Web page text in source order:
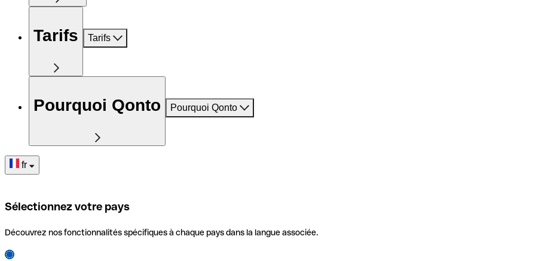
Tarifs Tarifs
Pourquoi Qonto Pourquoi Qonto
fr
Sélectionnez votre pays
Découvrez nos fonctionnalités spécifiques à chaque pays dans la langue associée.